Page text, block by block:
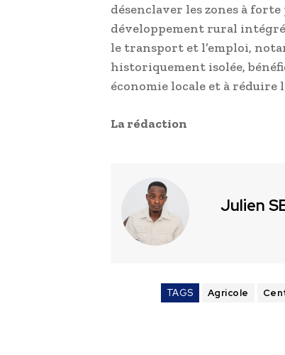
désenclaver les zones à
développement rural
le transport et l’emploi,
historiquement isolée,
économie locale et à réduire
La rédaction
Julien
TAGS Agricole